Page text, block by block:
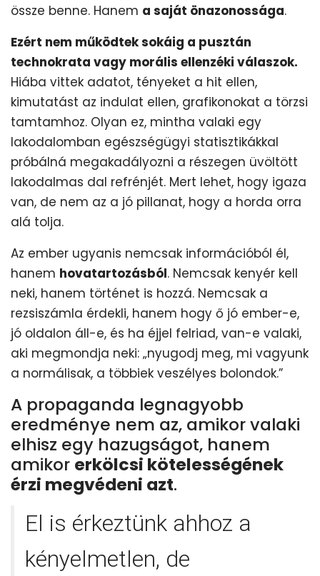
össze benne. Hanem a saját önazonossága.
Ezért nem működtek sokáig a pusztán
technokrata vagy morális ellenzéki válaszok.
Hiába vittek adatot, tényeket a hit ellen,
kimutatást az indulat ellen, grafikonokat a törzsi
tamtamhoz. Olyan ez, mintha valaki egy
lakodalomban egészségügyi statisztikákkal
próbálná megakadályozni a részegen üvöltött
lakodalmas dal refrénjét. Mert lehet, hogy igaza
van, de nem az a jó pillanat, hogy a horda orra
alá tolja.
Az ember ugyanis nemcsak információból él,
hanem hovatartozásból. Nemcsak kenyér kell
neki, hanem történet is hozzá. Nemcsak a
rezsiszámla érdekli, hanem hogy ő jó ember-e,
jó oldalon áll-e, és ha éjjel felriad, van-e valaki,
aki megmondja neki: „nyugodj meg, mi vagyunk
a normálisak, a többiek veszélyes bolondok.”
A propaganda legnagyobb
eredménye nem az, amikor valaki
elhisz egy hazugságot, hanem
amikor erkölcsi kötelességének
érzi megvédeni azt.
El is érkeztünk ahhoz a
kényelmetlen, de